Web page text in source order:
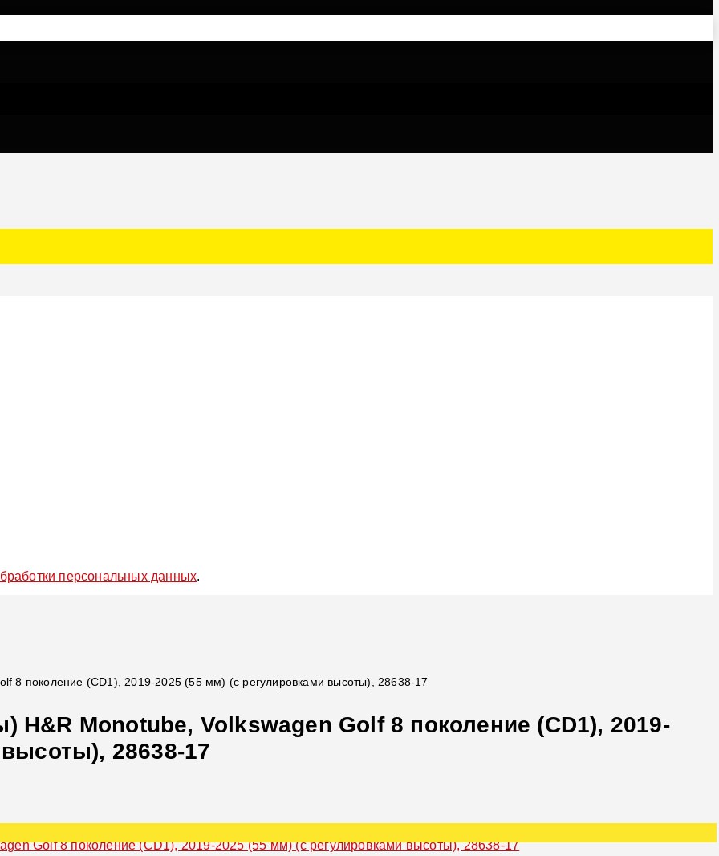
персональных данных.
8 поколение (CD1), 2019-2025 (55 мм) (с регулировками высоты), 28638-17
H&R Monotube, Volkswagen Golf 8 поколение (CD1), 2019-
28638-17